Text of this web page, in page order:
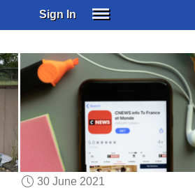
Sign In
SUBSCRIBE
GIFT CARDS
OTHER
ABOUT US
ALEXA
30 June 2021